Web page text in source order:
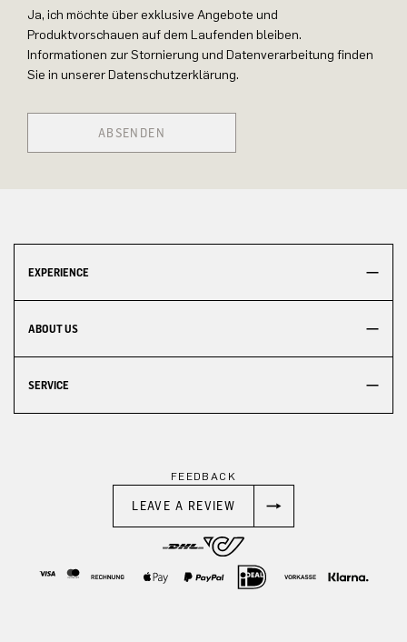
Ja, ich möchte über exklusive Angebote und
Produktvorschauen auf dem Laufenden bleiben.
Informationen zur Stornierung und Datenverarbeitung finden
Sie in unserer Datenschutzerklärung.
ABSENDEN
EXPERIENCE
ABOUT US
SERVICE
FEEDBACK
LEAVE A REVIEW